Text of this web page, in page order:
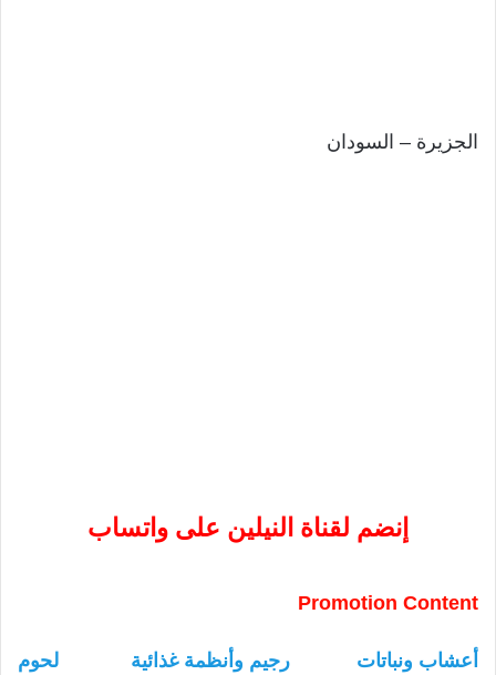
الجزيرة – السودان
إنضم لقناة النيلين على واتساب
Promotion Content
أعشاب ونباتات رجيم وأنظمة غذائية
لحوم